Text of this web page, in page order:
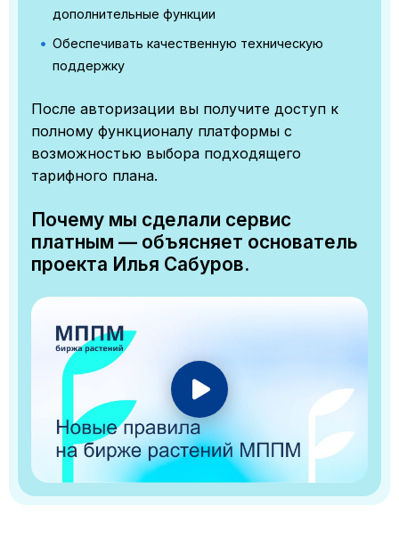
дополнительные функции
Обеспечивать качественную техническую
поддержку
После авторизации вы получите доступ к
полному функционалу платформы с
возможностью выбора подходящего
тарифного плана.
Почему мы сделали сервис
платным — объясняет основатель
проекта Илья Сабуров.